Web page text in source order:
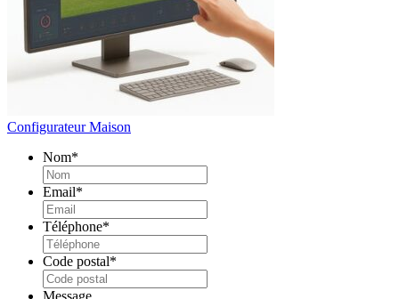
Configurateur Maison
Nom*
Email*
Téléphone*
Code postal*
Message